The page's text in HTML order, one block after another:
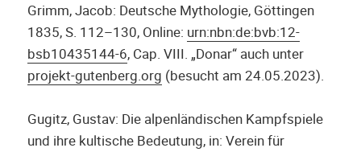
Grimm, Jacob: Deutsche Mythologie, Göttingen
1835, S. 112–130, Online: urn:nbn:de:bvb:12-
bsb10435144-6, Cap. VIII. „Donar“ auch unter
projekt-gutenberg.org (besucht am 24.05.2023).
Gugitz, Gustav: Die alpenländischen Kampfspiele
und ihre kultische Bedeutung, in: Verein für